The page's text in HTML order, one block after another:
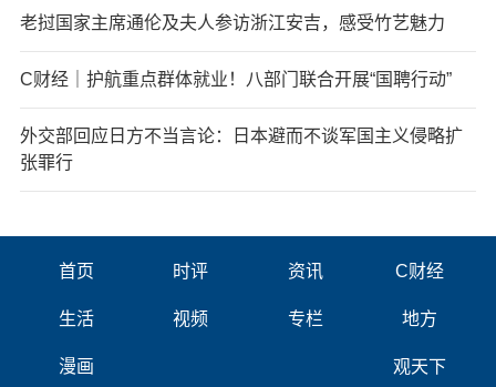
老挝国家主席通伦及夫人参访浙江安吉，感受竹艺魅力
C财经｜护航重点群体就业！八部门联合开展“国聘行动”
外交部回应日方不当言论：日本避而不谈军国主义侵略扩
张罪行
首页 时评 资讯 C财经
生活 视频 专栏 地方
漫画 观天下